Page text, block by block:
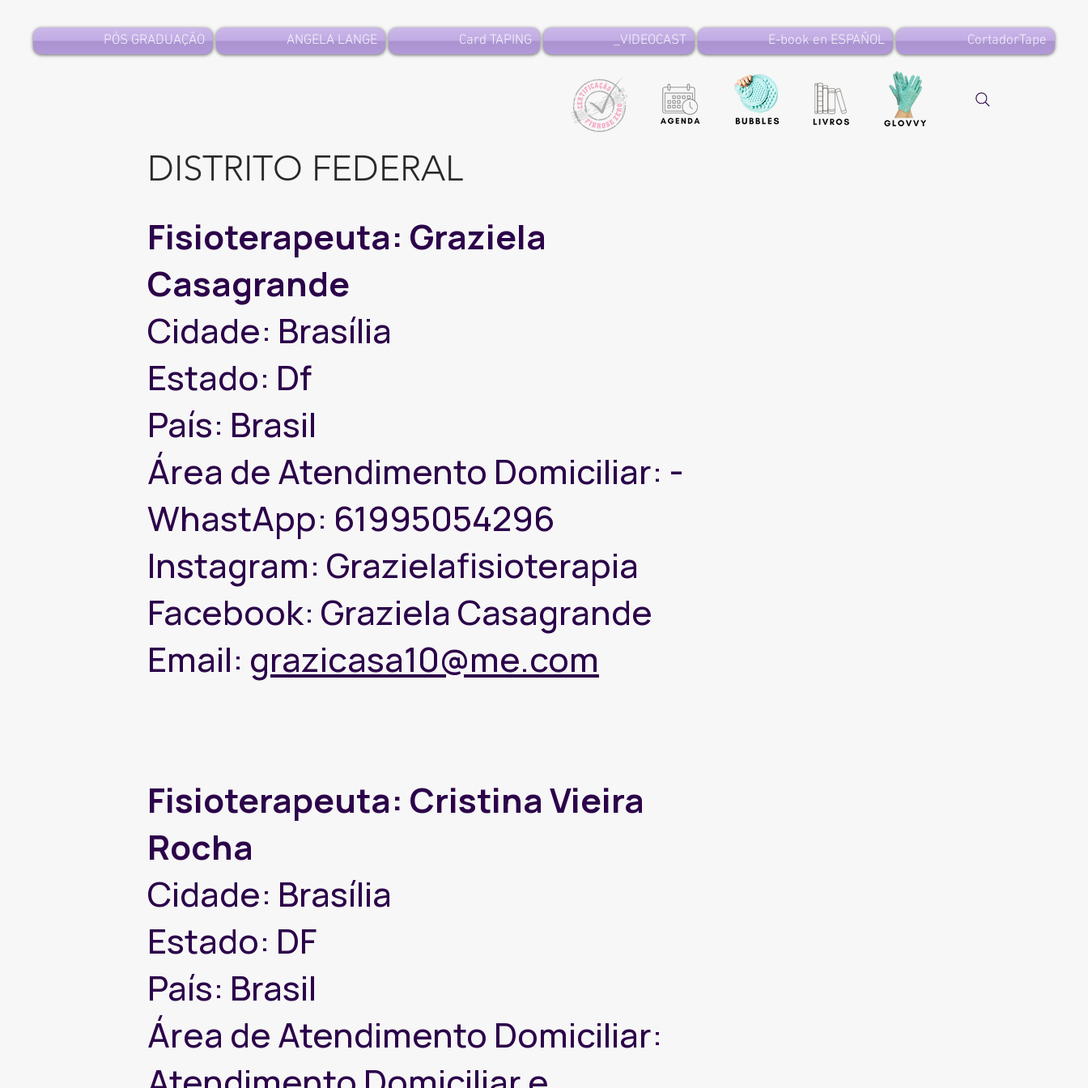
CortadorTape
E-book en ESPAÑOL
VIDEOCAST_
Card TAPING
ANGELA LANGE
PÓS GRADUAÇÃO
DISTRITO FEDERAL
Fisioterapeuta: Graziela
Casagrande
Cidade: Brasília
Estado: Df
País: Brasil
Área de Atendimento Domiciliar: -
WhastApp: 61995054296
Instagram: Grazielafisioterapia
Facebook: Graziela Casagrande
Email: grazicasa10@me.com
Fisioterapeuta: Cristina Vieira
Rocha
Cidade: Brasília
Estado: DF
País: Brasil
Área de Atendimento Domiciliar: